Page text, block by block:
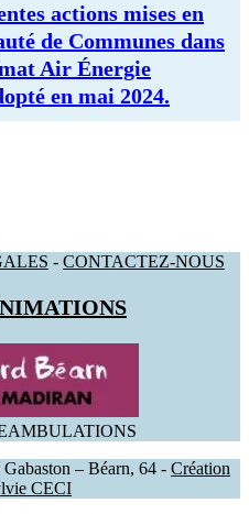
actions mises en
de Communes dans
Air Énergie
en mai 2024.
- CONTACTEZ-NOUS
– Béarn, 64 - Création
CECI